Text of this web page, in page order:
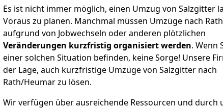
Es ist nicht immer möglich, einen Umzug von Salzgitter
Voraus zu planen. Manchmal müssen Umzüge nach
aufgrund von Jobwechseln oder anderen plötzlichen
Veränderungen kurzfristig organisiert werden. Wenn
einer solchen Situation befinden, keine Sorge! Unsere
der Lage, auch kurzfristige Umzüge von Salzgitter nach
Rath/Heumar zu lösen.
Wir verfügen über ausreichende Ressourcen und durch